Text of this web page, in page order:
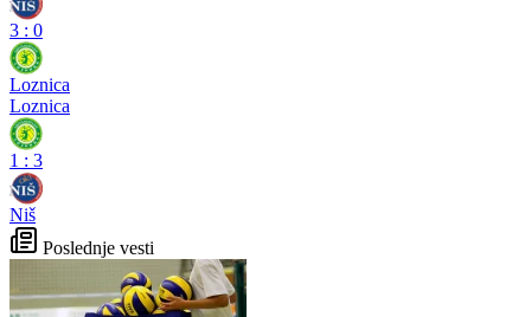
3 : 0
Loznica
Loznica
1 : 3
Niš
Poslednje vesti